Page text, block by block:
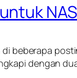
beberapa
dengan